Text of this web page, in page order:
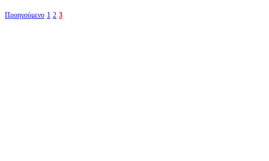
Προηγούμενο 1 2 3